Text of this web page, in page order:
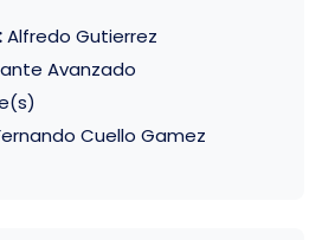
Alfredo Gutierrez
Avanzado
Cuello Gamez